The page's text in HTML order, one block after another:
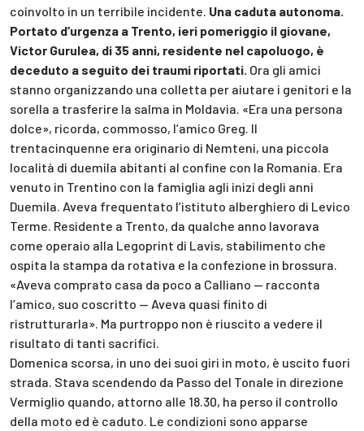
coinvolto in un terribile incidente. Una caduta autonoma.
Portato d’urgenza a Trento, ieri pomeriggio il giovane,
Victor Gurulea, di 35 anni, residente nel capoluogo, è
deceduto a seguito dei traumi riportati. Ora gli amici
stanno organizzando una colletta per aiutare i genitori e la
sorella a trasferire la salma in Moldavia. «Era una persona
dolce», ricorda, commosso, l’amico Greg. Il
trentacinquenne era originario di Nemteni, una piccola
località di duemila abitanti al confine con la Romania. Era
venuto in Trentino con la famiglia agli inizi degli anni
Duemila. Aveva frequentato l’istituto alberghiero di Levico
Terme. Residente a Trento, da qualche anno lavorava
come operaio alla Legoprint di Lavis, stabilimento che
ospita la stampa da rotativa e la confezione in brossura.
«Aveva comprato casa da poco a Calliano — racconta
l’amico, suo coscritto — Aveva quasi finito di
ristrutturarla». Ma purtroppo non è riuscito a vedere il
risultato di tanti sacrifici.
Domenica scorsa, in uno dei suoi giri in moto, è uscito fuori
strada. Stava scendendo da Passo del Tonale in direzione
Vermiglio quando, attorno alle 18.30, ha perso il controllo
della moto ed è caduto. Le condizioni sono apparse